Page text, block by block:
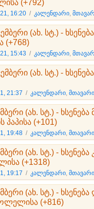
(+792)
16:20 / კალენდარი,
(ახ. სტ.) -
(+768)
15:43 / კალენდარი,
(ახ. სტ.) -
21:37 / კალენდარი,
(ახ. სტ.) -
პაპისა (+101)
19:48 / კალენდარი,
(ახ. სტ.) -
(+1318)
19:17 / კალენდარი,
(ახ. სტ.) -
(+816)